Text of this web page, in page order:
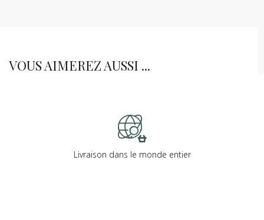
VOUS AIMEREZ AUSSI ...
Livraison dans le monde entier